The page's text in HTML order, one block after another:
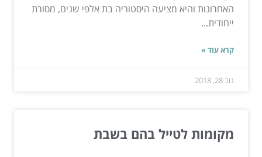
האחרונות והיא מציעה היסטוריה בת אלפי שנים, מסורת
ייחודית...
קרא עוד »
נוב 28, 2018
מקומות לטייל בהם בשבת